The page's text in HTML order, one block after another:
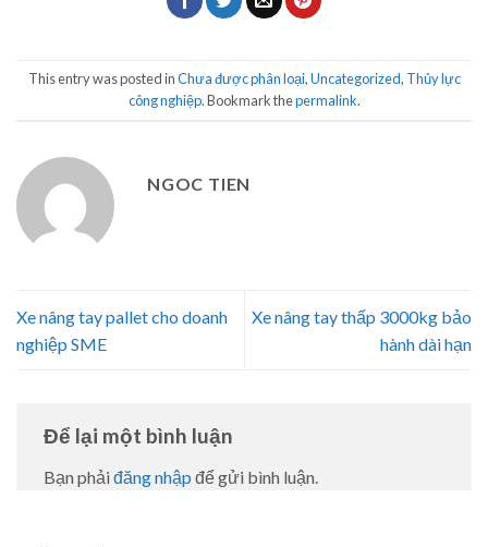
This entry was posted inChưa được phân loại,Uncategorized, Thủy lực
công nghiệp. Bookmark thepermalink.
NGOC TIEN
Xe nâng tay pallet cho doanh
nghiệp SME
Xe nâng tay thấp 3000kg bảo
hành dài hạn
Để lại một bình luận
Bạn phải đăng nhập để gửi bình luận.